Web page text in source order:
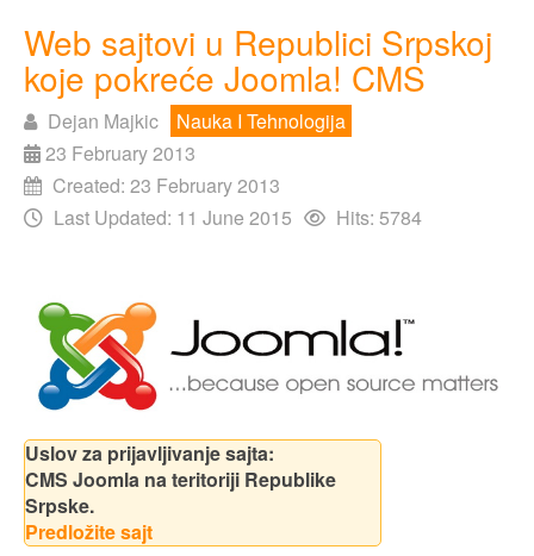
Web sajtovi u Republici Srpskoj
koje pokreće Joomla! CMS
Dejan Majkic
Nauka I Tehnologija
23 February 2013
Created: 23 February 2013
Last Updated: 11 June 2015
Hits: 5784
Uslov za prijavljivanje sajta:
CMS Joomla na teritoriji Republike
Srpske.
Predložite sajt